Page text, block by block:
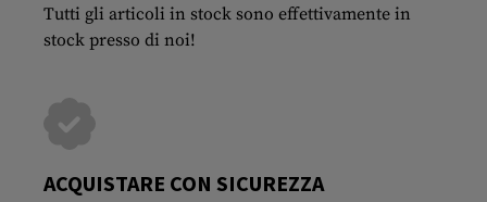
Tutti gli articoli in stock sono effettivamente in
stock presso di noi!
ACQUISTARE CON SICUREZZA